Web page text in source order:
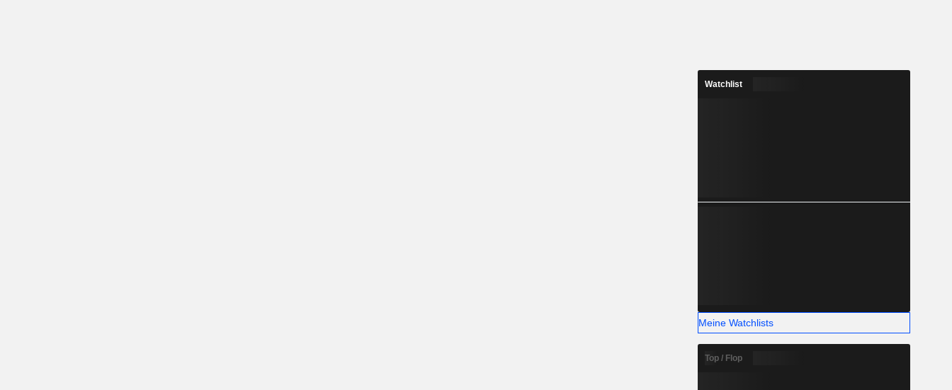
Watchlist
Meine Watchlists
Top / Flop